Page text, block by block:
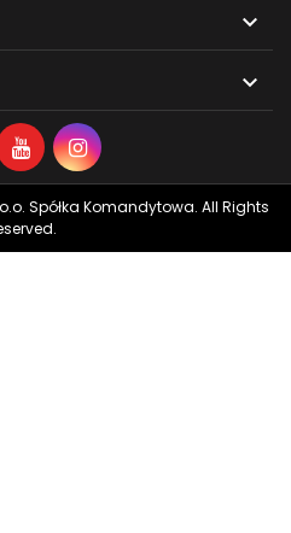


Spółka Komandytowa. All Rights